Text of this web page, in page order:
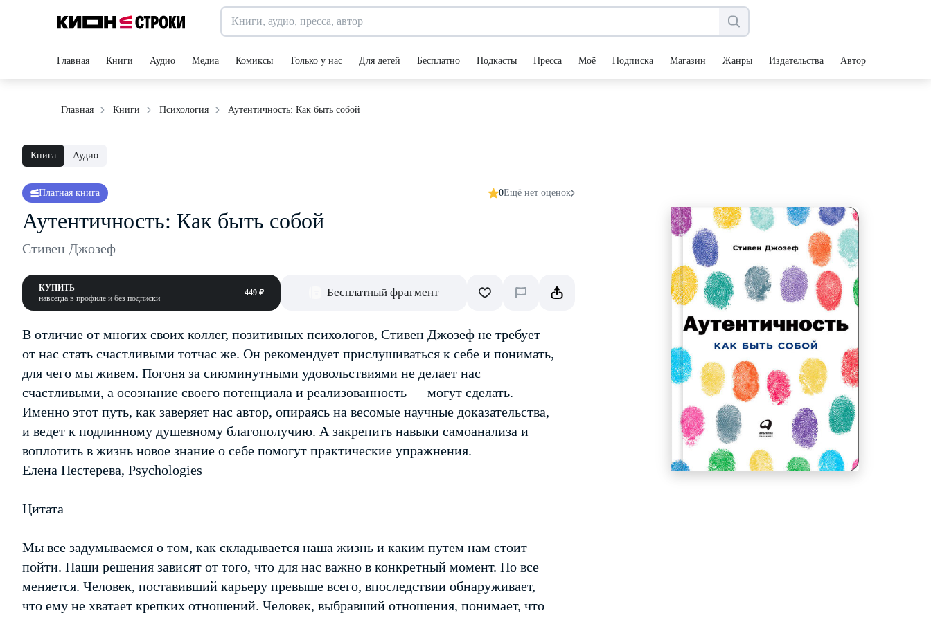
Главная Книги Аудио Медиа Комиксы Только у нас Для детей Бесплатно Подкасты Пресса Моё Подписка Магазин Жанры Издательства Авторы
Главная Книги Психология Аутентичность: Как быть собой
Книга Аудио
Платная книга 0Ещё нет оценок
Аутентичность: Как быть собой
Стивен Джозеф
КУПИТЬ
навсегда в профиле и без подписки
449 ₽ Бесплатный фрагмент
В отличие от многих своих коллег, позитивных психологов, Стивен Джозеф не требует
от нас стать счастливыми тотчас же. Он рекомендует прислушиваться к себе и понимать,
для чего мы живем. Погоня за сиюминутными удовольствиями не делает нас
счастливыми, а осознание своего потенциала и реализованность — могут сделать.
Именно этот путь, как заверяет нас автор, опираясь на весомые научные доказательства,
и ведет к подлинному душевному благополучию. А закрепить навыки самоанализа и
воплотить в жизнь новое знание о себе помогут практические упражнения.
Елена Пестерева, Psychologies
Цитата
Мы все задумываемся о том, как складывается наша жизнь и каким путем нам стоит
пойти. Наши решения зависят от того, что для нас важно в конкретный момент. Но все
меняется. Человек, поставивший карьеру превыше всего, впоследствии обнаруживает,
что ему не хватает крепких отношений. Человек, выбравший отношения, понимает, что